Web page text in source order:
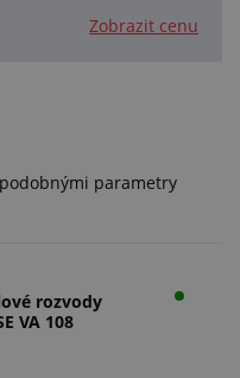
Zobrazit cenu
parametry
rozvody
VA 108